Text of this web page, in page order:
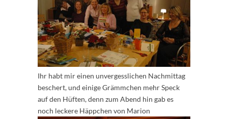
Ihr habt mir einen unvergesslichen Nachmittag
beschert, und einige Grämmchen mehr Speck
auf den Hüften, denn zum Abend hin gab es
noch leckere Häppchen von Marion